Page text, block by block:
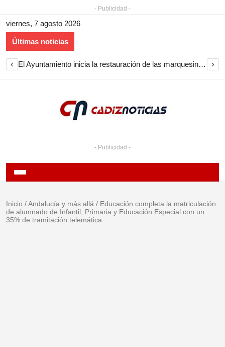
- Publicidad -
viernes, 7 agosto 2026
Últimas noticias
‹ El Ayuntamiento inicia la restauración de las marquesinas de Plaza Esteve para volver a instalarlas en el centro de Jerez ›
- Publicidad -
Inicio /Andalucía y más allá / Educación completa la matriculación
de alumnado de Infantil, Primaria y Educación Especial con un
35% de tramitación telemática